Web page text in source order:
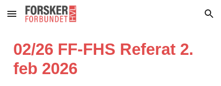
Skip to main content Skip to navigation
02/26 FF-FHS Referat 2.
feb 2026